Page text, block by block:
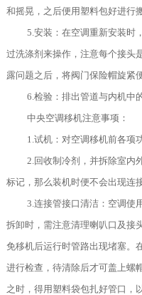
和摇晃，之后便用塑料包好进行搬
5.安装：在空调重新安装时
过洗涤剂来操作，注意每个接头
露问题之后，将阀门保险帽旋紧
6.检验：排出管道与内机中
中央空调移机注意事项：
1.试机：对空调移机前各项
2.回收制冷剂，并拆除室内
标记，那么装机时便不会出现连
3.连接管接口清洁：空调使
拆卸时，需注意清理喇叭口及接
免移机后运行时管路出现堵塞。
进行检查，待清除后才可盖上螺
之时，得用塑料袋包扎好管口，